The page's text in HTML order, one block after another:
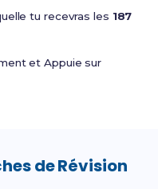
tu recevras les 187
et Appuie sur
de Révision